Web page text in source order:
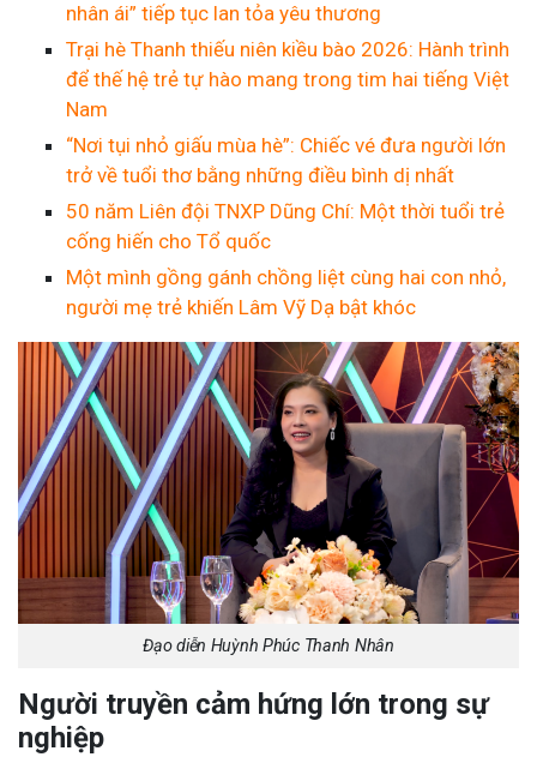
nhân ái” tiếp tục lan tỏa yêu thương
Trại hè Thanh thiếu niên kiều bào 2026: Hành trình
để thế hệ trẻ tự hào mang trong tim hai tiếng Việt
Nam
“Nơi tụi nhỏ giấu mùa hè”: Chiếc vé đưa người lớn
trở về tuổi thơ bằng những điều bình dị nhất
50 năm Liên đội TNXP Dũng Chí: Một thời tuổi trẻ
cống hiến cho Tổ quốc
Một mình gồng gánh chồng liệt cùng hai con nhỏ,
người mẹ trẻ khiến Lâm Vỹ Dạ bật khóc
Đạo diễn Huỳnh Phúc Thanh Nhân
Người truyền cảm hứng lớn trong sự
nghiệp